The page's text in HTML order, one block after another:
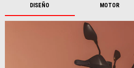
DISEÑO MOTOR